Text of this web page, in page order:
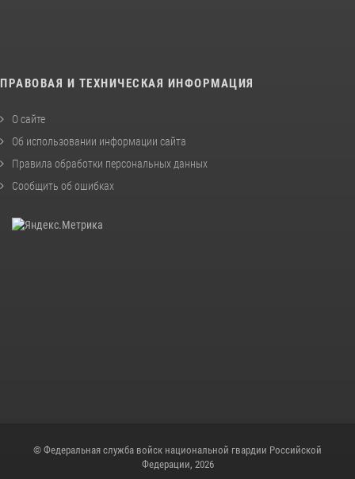
ПРАВОВАЯ И ТЕХНИЧЕСКАЯ ИНФОРМАЦИЯ
О сайте
Об использовании информации сайта
Правила обработки персональных данных
Сообщить об ошибках
© Федеральная служба войск национальной гвардии Российской
Федерации, 2026